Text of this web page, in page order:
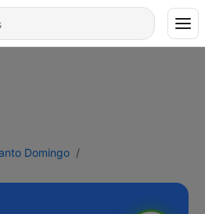
Domingo